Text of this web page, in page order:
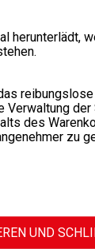
herunterlädt,
reibungslose
Verwaltung der
des
zu
UND